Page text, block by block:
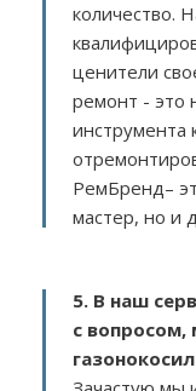
количество.
ценители
ремонт - это
инструмента
РемБренд–
мастер, но и
5. В наш
с